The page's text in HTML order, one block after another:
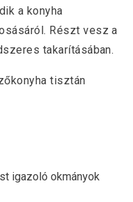
a konyha
Részt vesz a
takarításában.
tisztán
igazoló okmányok